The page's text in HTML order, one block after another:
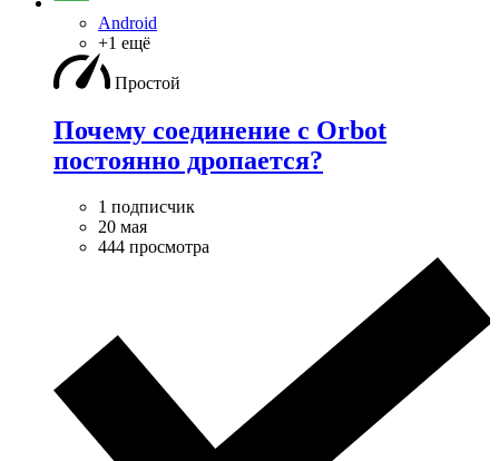
Android
+1 ещё
Простой
Почему соединение с Orbot
постоянно дропается?
1 подписчик
20 мая
444 просмотра